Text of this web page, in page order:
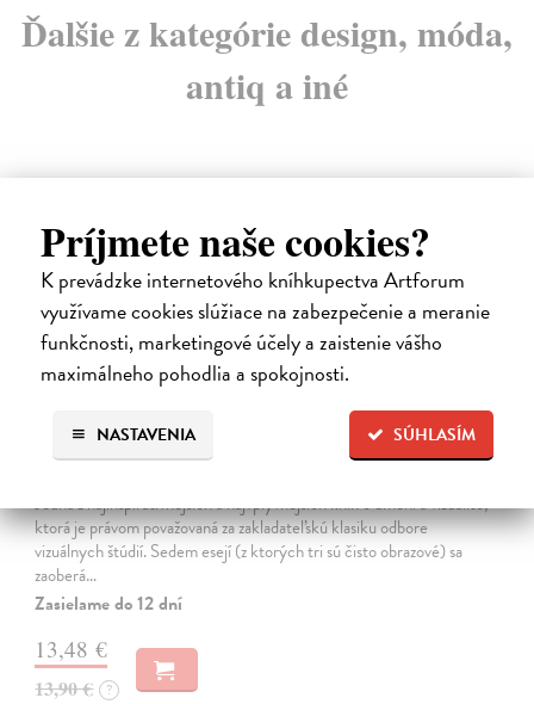
Príjmete naše cookies?
K prevádzke internetového kníhkupectva Artforum
využívame cookies slúžiace na zabezpečenie a meranie
funkčnosti, marketingové účely a zaistenie vášho
maximálneho pohodlia a spokojnosti.
SÚHLASÍM
NASTAVENIA
Ďalšie z kategórie design, móda,
antiq a iné
Způsoby vidění
Jedna z najinšpiratívnejších a najvplyvnejších kníh o umení a vizualite,
ktorá je právom považovaná za zakladateľskú klasiku odbore
vizuálnych štúdií. Sedem esejí (z ktorých tri sú čisto obrazové) sa
zaoberá…
Zasielame do 12 dní
13,48 €
13,90 € ?